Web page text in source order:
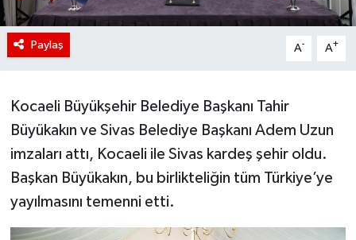
Paylaş A- A+
Kocaeli Büyükşehir Belediye Başkanı Tahir
Büyükakın ve Sivas Belediye Başkanı Adem Uzun
imzaları attı, Kocaeli ile Sivas kardeş şehir oldu.
Başkan Büyükakın, bu birlikteliğin tüm Türkiye’ye
yayılmasını temenni etti.